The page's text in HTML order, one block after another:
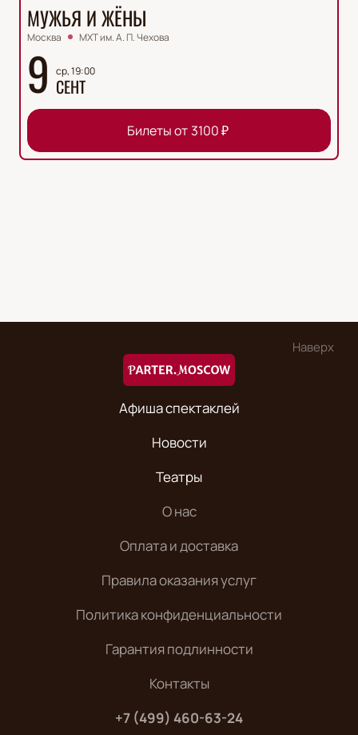
МУЖЬЯ И ЖЁНЫ
Москва МХТ им. А. П. Чехова
9 ср, 19:00
СЕНТ
Билеты от 3100₽
Наверх
Афиша спектаклей
Новости
Театры
О нас
Оплата и доставка
Правила оказания услуг
Политика конфиденциальности
Гарантия подлинности
Контакты
+7 (499) 460-63-24